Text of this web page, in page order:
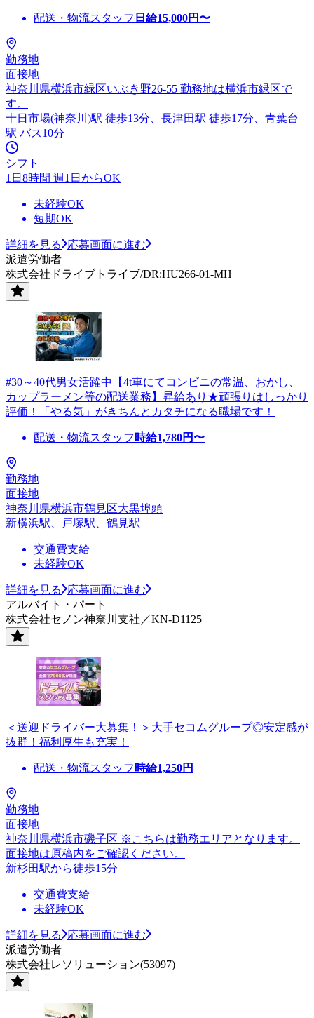
配送・物流スタッフ 日給15,000円〜
勤務地
面接地
神奈川県横浜市緑区いぶき野26-55 勤務地は横浜市緑区で
す。
十日市場(神奈川)駅 徒歩13分、長津田駅 徒歩17分、青葉台
駅 バス10分
シフト
1日8時間 週1日からOK
未経験OK
短期OK
詳細を見る
応募画面に進む
派遣労働者
株式会社ドライブトライブ/DR:HU266-01-MH
#30～40代男女活躍中【4t車にてコンビニの常温、おかし、
カップラーメン等の配送業務】昇給あり★頑張りはしっかり
評価！「やる気」がきちんとカタチになる職場です！
配送・物流スタッフ 時給1,780円〜
勤務地
面接地
神奈川県横浜市鶴見区大黒埠頭
新横浜駅、戸塚駅、鶴見駅
交通費支給
未経験OK
詳細を見る
応募画面に進む
アルバイト・パート
株式会社セノン神奈川支社／KN-D1125
＜送迎ドライバー大募集！＞大手セコムグループ◎安定感が
抜群！福利厚生も充実！
配送・物流スタッフ 時給1,250円
勤務地
面接地
神奈川県横浜市磯子区 ※こちらは勤務エリアとなります。
面接地は原稿内をご確認ください。
新杉田駅から徒歩15分
交通費支給
未経験OK
詳細を見る
応募画面に進む
派遣労働者
株式会社レソリューション(53097)